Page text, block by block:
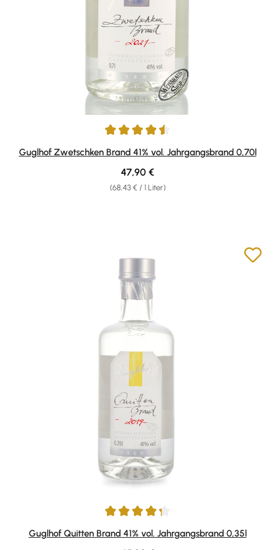
Durchschnittliche Bewertung von 4.58 von 5 Sternen
Guglhof Zwetschken Brand 41% vol. Jahrgangsbrand 0,70l
(68,43 € / 1 Liter)
Regulärer Preis:
47,90 €
Durchschnittliche Bewertung von 4.33 von 5 Sternen
Guglhof Quitten Brand 41% vol. Jahrgangsbrand 0,35l